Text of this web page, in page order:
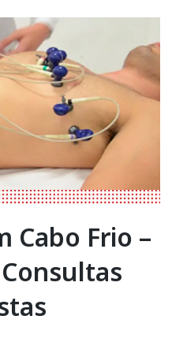
Cabo Frio –